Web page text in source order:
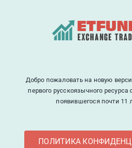
Добро пожаловать на новую
первого русскоязычного
появившегося почти 11
ПОЛИТИКА